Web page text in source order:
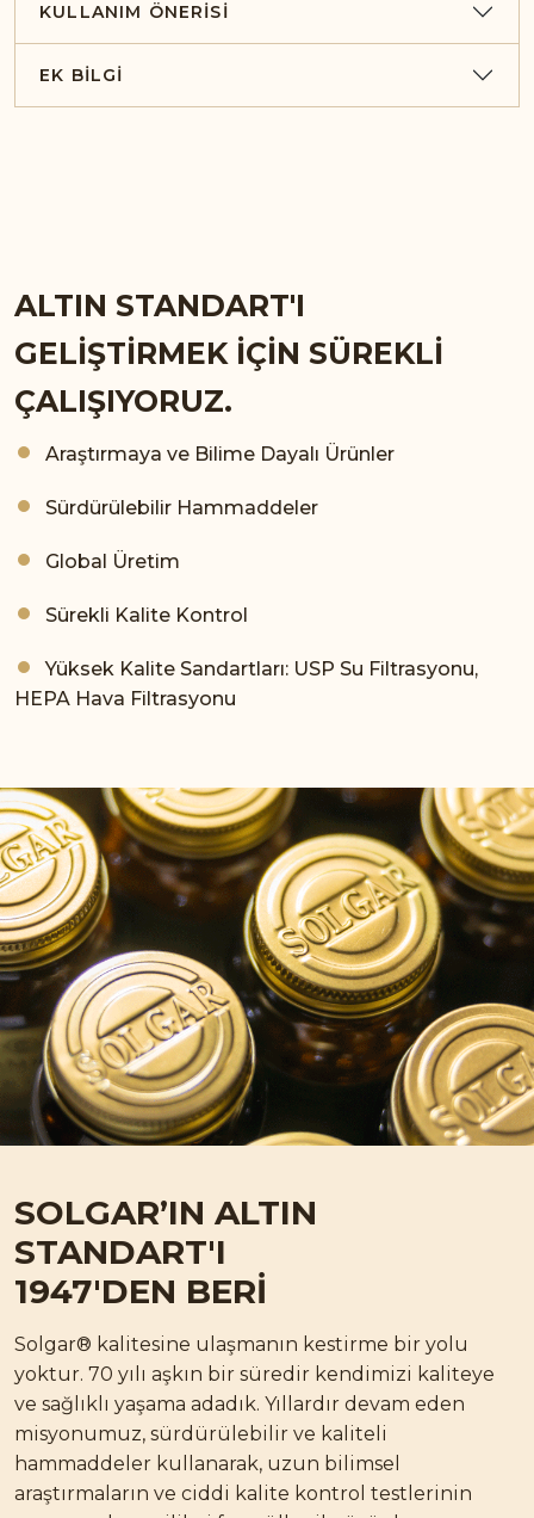
KULLANIM ÖNERISI
EK BILGI
ALTIN STANDART'I
GELİŞTİRMEK İÇİN SÜREKLİ
ÇALIŞIYORUZ.
Araştırmaya ve Bilime Dayalı Ürünler
Sürdürülebilir Hammaddeler
Global Üretim
Sürekli Kalite Kontrol
Yüksek Kalite Sandartları: USP Su Filtrasyonu,
HEPA Hava Filtrasyonu
SOLGAR’IN ALTIN
STANDART'I
1947'DEN BERİ
Solgar® kalitesine ulaşmanın kestirme bir yolu
yoktur. 70 yılı aşkın bir süredir kendimizi kaliteye
ve sağlıklı yaşama adadık. Yıllardır devam eden
misyonumuz, sürdürülebilir ve kaliteli
hammaddeler kullanarak, uzun bilimsel
araştırmaların ve ciddi kalite kontrol testlerinin